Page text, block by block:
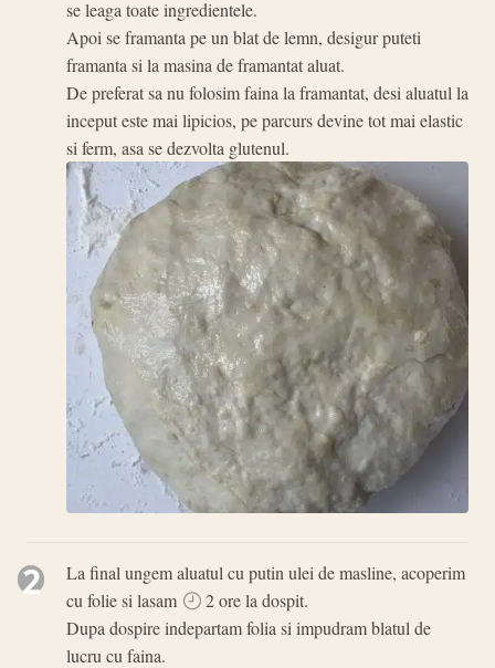
se leaga toate ingredientele.
Apoi se framanta pe un blat de lemn, desigur puteti
framanta si la masina de framantat aluat.
De preferat sa nu folosim faina la framantat, desi aluatul la
inceput este mai lipicios, pe parcurs devine tot mai elastic
si ferm, asa se dezvolta glutenul.
2
La final ungem aluatul cu putin ulei de masline, acoperim
cu folie si lasam
2 ore la dospit.
Dupa dospire indepartam folia si impudram blatul de
lucru cu faina.